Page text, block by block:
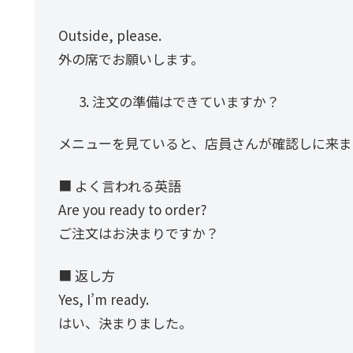
Outside, please.
外の席でお願いします。
注文の準備はできていますか？
メニューを見ていると、店員さんが確認しに来
■ よく言われる英語
Are you ready to order?
ご注文はお決まりですか？
■ 返し方
Yes, I’m ready.
はい、決まりました。